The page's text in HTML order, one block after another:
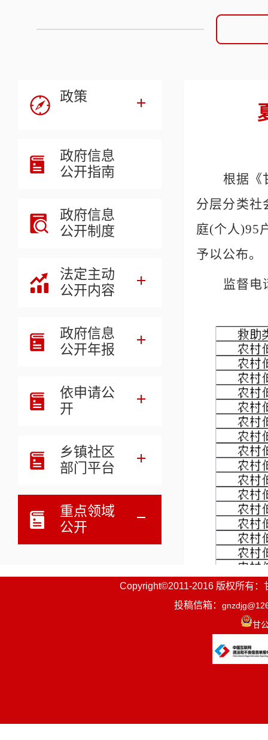
政策
政府信息
公开指南
政府信息
公开制度
法定主动
公开内容
政府信息
公开年报
依申请公
开
乡镇社区
部门平台
重点领域
公开
根据《
分层分类社
庭(个人)95
予以公布。
监督电
Copyright©2011-2016 版权所有：
投稿信箱：
甘